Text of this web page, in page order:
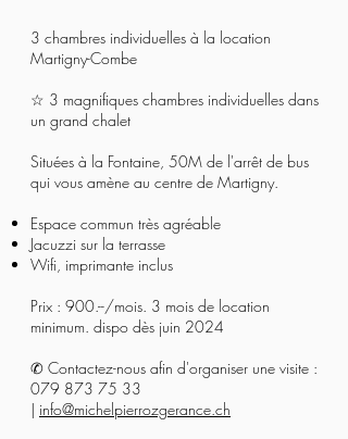
3 chambres individuelles à la location
Martigny-Combe
☆ 3 magnifiques chambres individuelles dans
un grand chalet
Situées à la Fontaine, 50M de l'arrêt de bus
qui vous amène au centre de Martigny.
Espace commun très agréable
Jacuzzi sur la terrasse
Wifi, imprimante inclus
Prix : 900.--/mois. 3 mois de location
minimum. dispo dès juin 2024
✆ Contactez-nous afin d'organiser une visite :
079 873 75 33
| info@michelpierrozgerance.ch